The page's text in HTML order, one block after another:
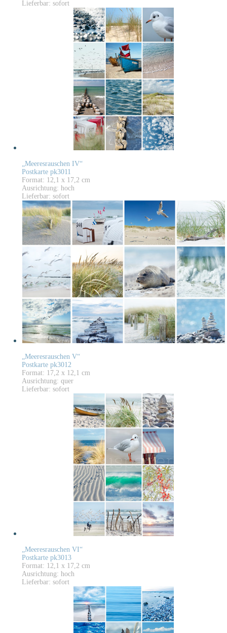
Lieferbar: sofort
„Meeresrauschen IV“
Postkarte pk3011
Format: 12,1 x 17,2 cm
Ausrichtung: hoch
Lieferbar: sofort
„Meeresrauschen V“
Postkarte pk3012
Format: 17,2 x 12,1 cm
Ausrichtung: quer
Lieferbar: sofort
„Meeresrauschen VI“
Postkarte pk3013
Format: 12,1 x 17,2 cm
Ausrichtung: hoch
Lieferbar: sofort